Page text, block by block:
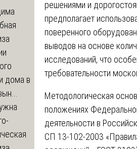
решениями и
предполагает
поверенного
выводов на основе
исследований, что
требовательности
Методологическая
положениях
деятельности в
СП 13-102-2003
дома в